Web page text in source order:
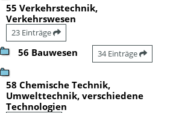
55 Verkehrstechnik,
Verkehrswesen
23 Einträge
56 Bauwesen 34 Einträge
58 Chemische Technik,
Umwelttechnik, verschiedene
Technologien